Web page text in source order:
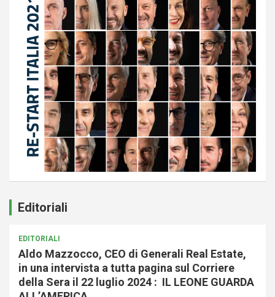
Editoriali
EDITORIALI
Aldo Mazzocco, CEO di Generali Real Estate,
in una intervista a tutta pagina sul Corriere
della Sera il 22 luglio 2024 : IL LEONE GUARDA